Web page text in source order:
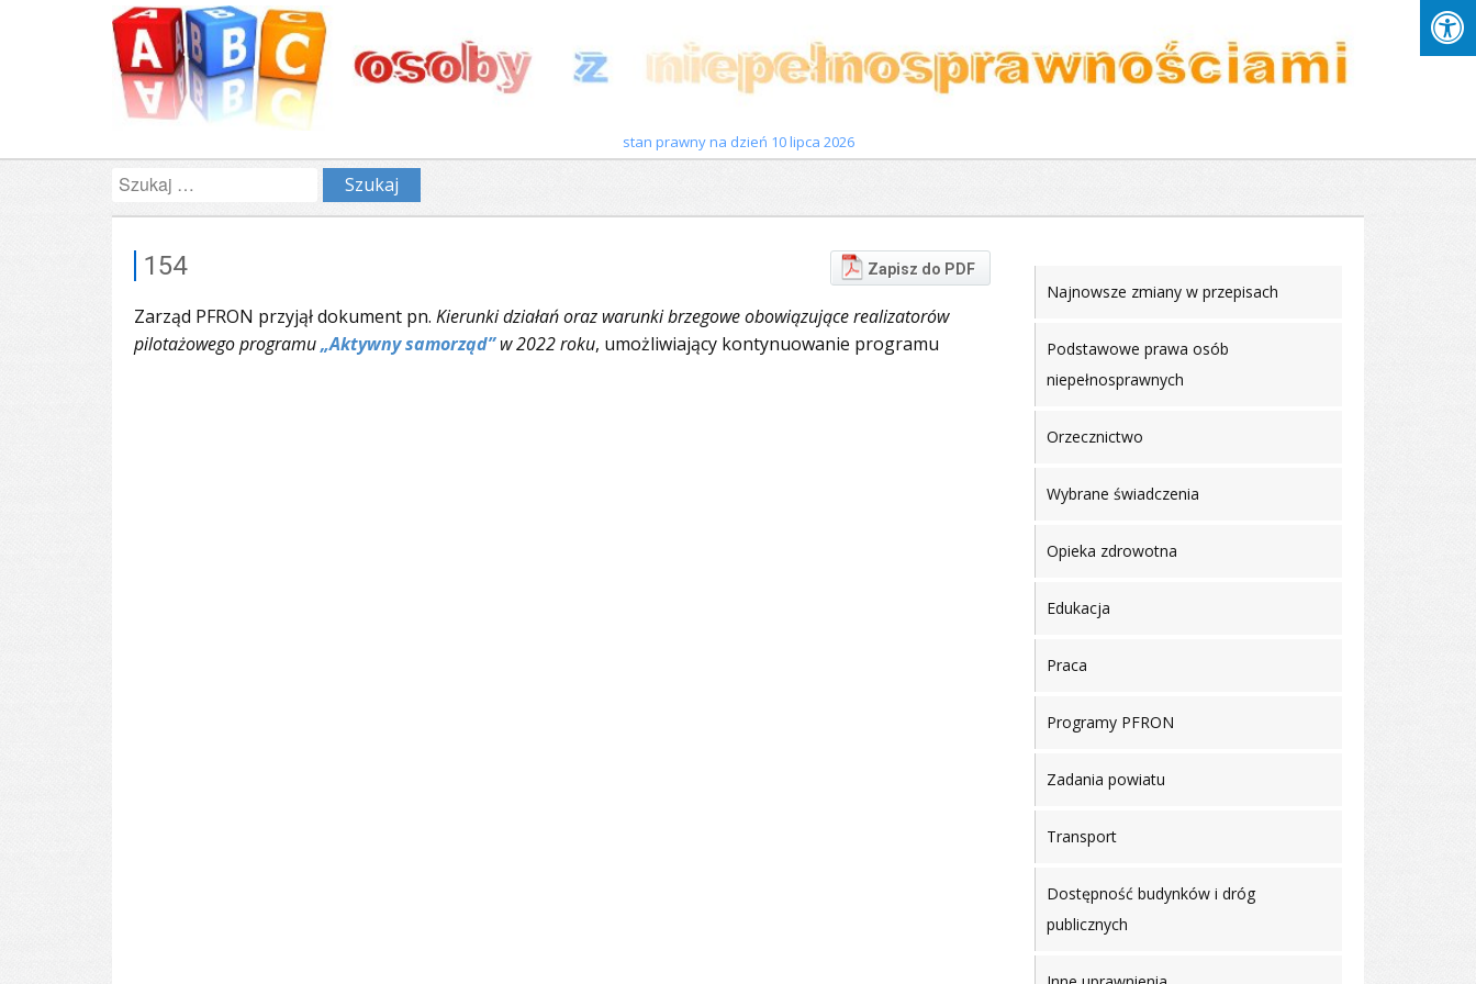
stan prawny na dzień 10 lipca 2026
Zapisz do PDF
154
Zarząd PFRON przyjął dokument pn. Kierunki działań oraz warunki brzegowe obowiązujące realizatorów
pilotażowego programu„Aktywny samorząd”w 2022 roku, umożliwiający kontynuowanie programu
Najnowsze zmiany w przepisach
Podstawowe prawa osób
niepełnosprawnych
Orzecznictwo
Wybrane świadczenia
Opieka zdrowotna
Edukacja
Praca
Programy PFRON
Zadania powiatu
Transport
Dostępność budynków i dróg
publicznych